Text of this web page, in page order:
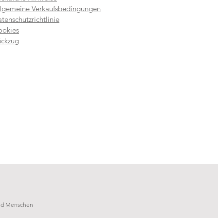
Verkaufsbedingungen
Menschen